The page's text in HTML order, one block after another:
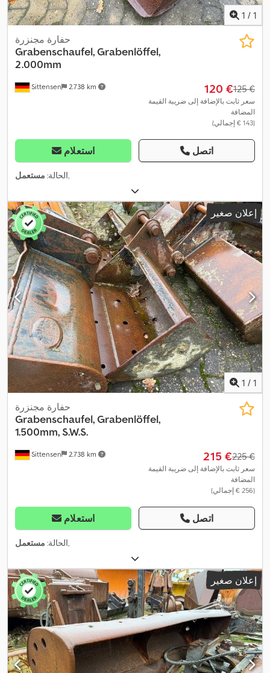
1 / 1
Sittensen 2.738 km
حفارة مجنزرة
Grabenschaufel, Grabenlöffel,
2.000mm
‏120 € ‏125 €
سعر ثابت بالإضافة إلى ضريبة القيمة
المضافة
(‏143 € إجمالي)
استعلام اتصل
الحالة: مستعمل ,
إعلان صغير
1 / 1
Sittensen 2.738 km
حفارة مجنزرة
Grabenschaufel, Grabenlöffel,
1.500mm, S.W.S.
‏215 € ‏225 €
سعر ثابت بالإضافة إلى ضريبة القيمة
المضافة
(‏256 € إجمالي)
استعلام اتصل
الحالة: مستعمل ,
إعلان صغير